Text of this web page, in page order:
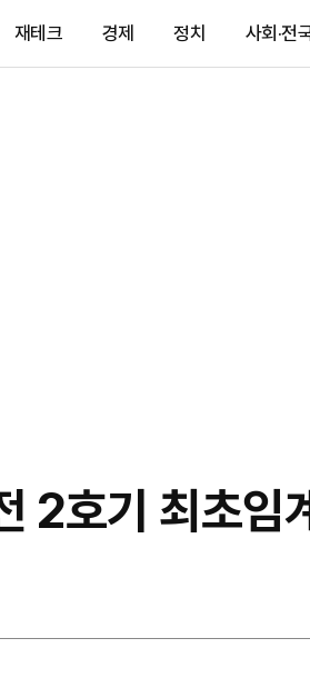
재테크 경제 정치 사회·전
2호기 최초임